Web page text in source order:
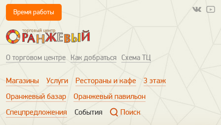
О торговом центре Как добраться Схема ТЦ
Время работы
Магазины Услуги Рестораны и кафе
3 этаж
Оранжевый базар
Оранжевый павильон
Спецпредложения
События Поиск